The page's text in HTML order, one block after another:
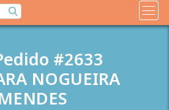
#2633
NOGUEIRA